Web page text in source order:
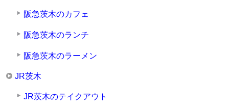
阪急茨木のカフェ
阪急茨木のランチ
阪急茨木のラーメン
JR茨木
JR茨木のテイクアウト